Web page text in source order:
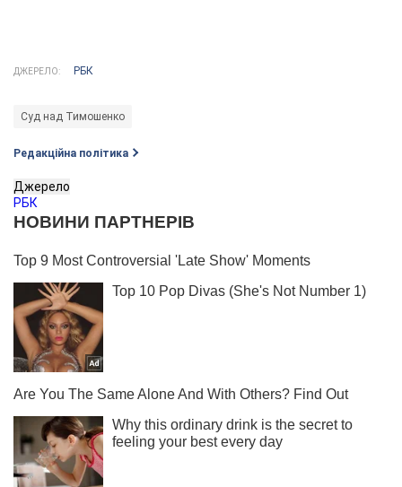
ДЖЕРЕЛО: РБК
Суд над Тимошенко
Редакційна політика
Джерело
РБК